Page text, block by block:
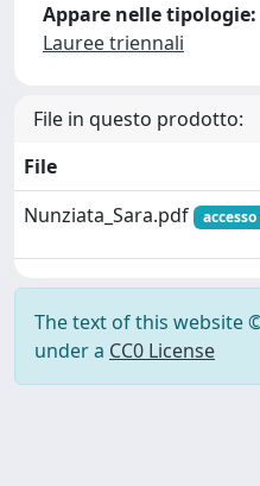
Appare nelle tipologie:
Lauree triennali
File in questo prodotto:
File
Nunziata_Sara.pdf
The text of this website
under a CC0 License